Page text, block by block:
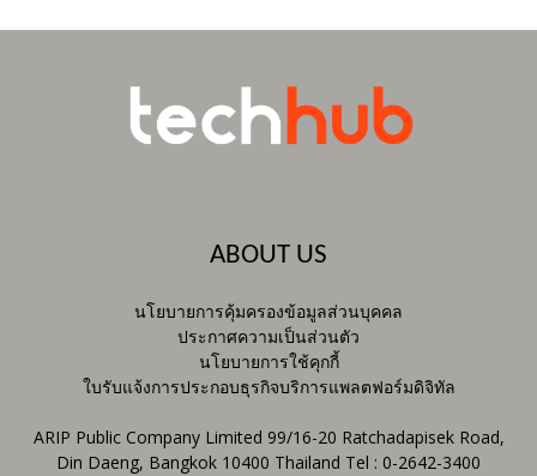
ABOUT US
นโยบายการคุ้มครองข้อมูลส่วนบุคคล
ประกาศความเป็นส่วนตัว
นโยบายการใช้คุกกี้
ใบรับแจ้งการประกอบธุรกิจบริการแพลตฟอร์มดิจิทัล
ARIP Public Company Limited 99/16-20 Ratchadapisek Road,
Din Daeng, Bangkok 10400 Thailand Tel : 0-2642-3400